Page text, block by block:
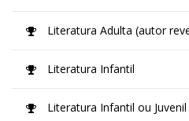
Literatura Adulta (autor
Literatura Infantil
Literatura Infantil ou